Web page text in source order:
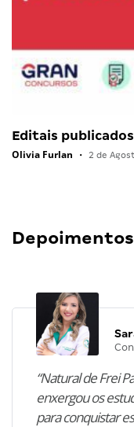
Editais
Olivia Furlan • 2 de
“Natural de Frei
enxergou os
para conquistar